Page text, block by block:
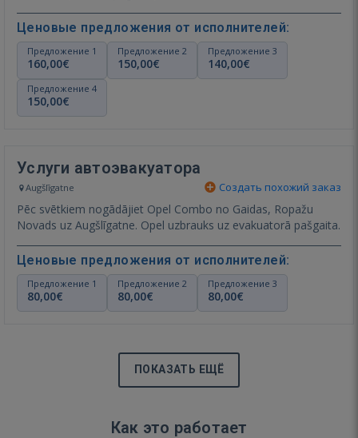
Ценовые предложения от исполнителей:
Предложение 1
160,00€
Предложение 2
150,00€
Предложение 3
140,00€
Предложение 4
150,00€
Услуги автоэвакуатора
Augšlīgatne Создать похожий заказ
Pēc svētkiem nogādājiet Opel Combo no Gaidas, Ropažu
Novads uz Augšlīgatne. Opel uzbrauks uz evakuatorā pašgaita.
Ценовые предложения от исполнителей:
Предложение 1
80,00€
Предложение 2
80,00€
Предложение 3
80,00€
ПОКАЗАТЬ ЕЩЁ
Как это работает